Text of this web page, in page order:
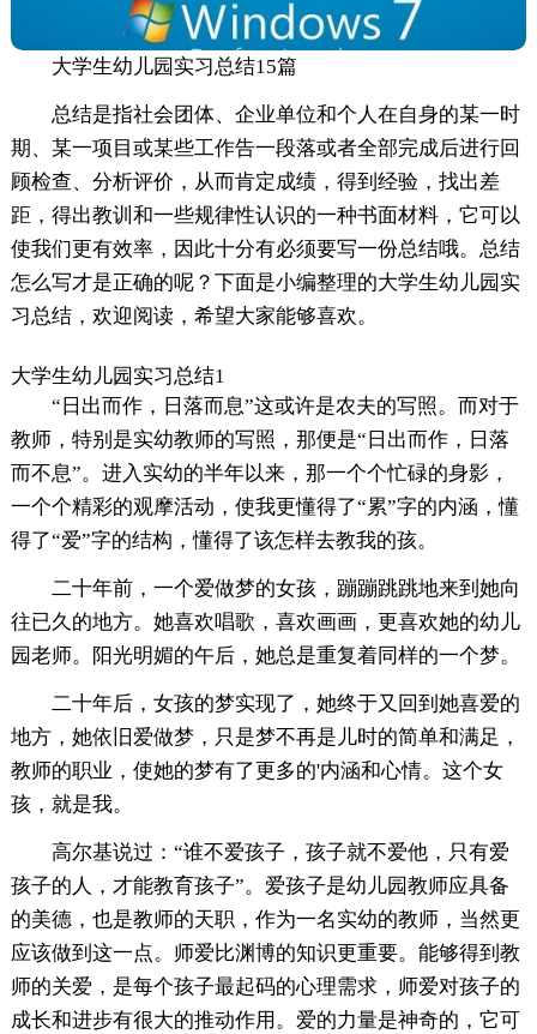
大学生幼儿园实习总结15篇
总结是指社会团体、企业单位和个人在自身的某一时
期、某一项目或某些工作告一段落或者全部完成后进行回
顾检查、分析评价，从而肯定成绩，得到经验，找出差
距，得出教训和一些规律性认识的一种书面材料，它可以
使我们更有效率，因此十分有必须要写一份总结哦。总结
怎么写才是正确的呢？下面是小编整理的大学生幼儿园实
习总结，欢迎阅读，希望大家能够喜欢。
大学生幼儿园实习总结1
“日出而作，日落而息”这或许是农夫的写照。而对于
教师，特别是实幼教师的写照，那便是“日出而作，日落
而不息”。进入实幼的半年以来，那一个个忙碌的身影，
一个个精彩的观摩活动，使我更懂得了“累”字的内涵，懂
得了“爱”字的结构，懂得了该怎样去教我的孩。
二十年前，一个爱做梦的女孩，蹦蹦跳跳地来到她向
往已久的地方。她喜欢唱歌，喜欢画画，更喜欢她的幼儿
园老师。阳光明媚的午后，她总是重复着同样的一个梦。
二十年后，女孩的梦实现了，她终于又回到她喜爱的
地方，她依旧爱做梦，只是梦不再是儿时的简单和满足，
教师的职业，使她的梦有了更多的'内涵和心情。这个女
孩，就是我。
高尔基说过：“谁不爱孩子，孩子就不爱他，只有爱
孩子的人，才能教育孩子”。爱孩子是幼儿园教师应具备
的美德，也是教师的天职，作为一名实幼的教师，当然更
应该做到这一点。师爱比渊博的知识更重要。能够得到教
师的关爱，是每个孩子最起码的心理需求，师爱对孩子的
成长和进步有很大的推动作用。爱的力量是神奇的，它可